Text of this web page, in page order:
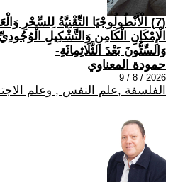
(7) الْأَنْطُولُوجْيَا التِّقْنِيَّةُ لِلسِّحْرِ
الْإِمْكَانِ الْكَامِنِ وَالتَّشْكِيلِ
وَالسِّتُّونَ بَعْدَ الثَّلَاثِمِائَةِ-
حمودة المعناوي
2026 / 8 / 9
الفلسفة ,علم النفس , وعلم